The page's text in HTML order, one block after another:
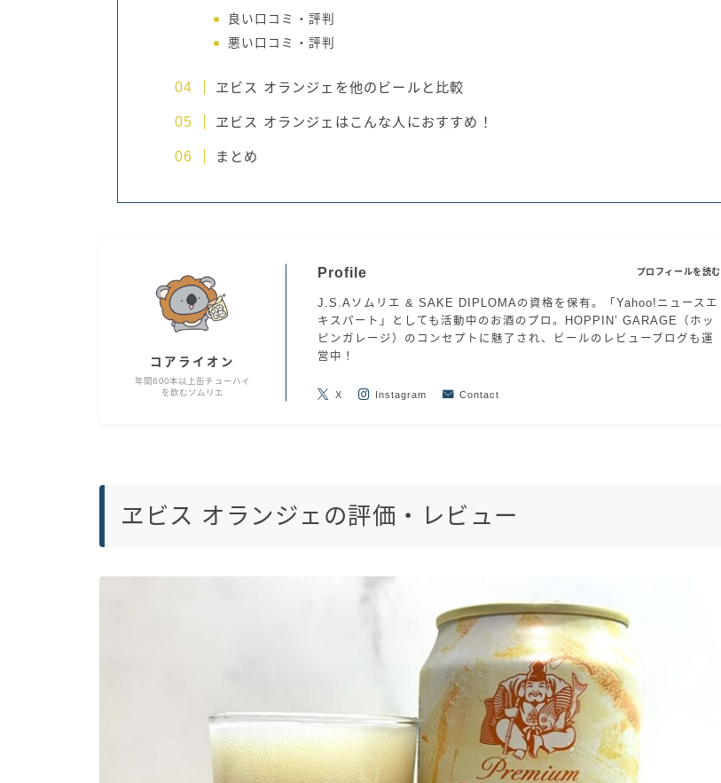
良い口コミ・評判
悪い口コミ・評判
ヱビス オランジェを他のビールと比較
ヱビス オランジェはこんな人におすすめ！
まとめ
コアライオン
年間600本以上缶チューハイ
を飲むソムリエ
Profile
J.S.Aソムリエ & SAKE DIPLOMAの資格を保有。「Yahoo!ニュースエ
キスパート」としても活動中のお酒のプロ。HOPPIN’ GARAGE（ホッ
ピンガレージ）のコンセプトに魅了され、ビールのレビューブログも運
営中！
プロフィールを読む
X Instagram Contact
ヱビス オランジェの評価・レビュー